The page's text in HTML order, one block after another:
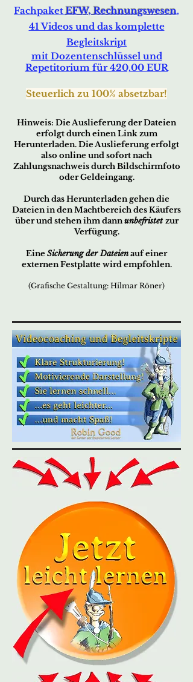
FachpaketEFW, Rechnungswesen,
41 Videos und das komplette
Begleitskript
mit Dozentenschlüssel und
Repetitorium für 420,00 EUR
Steuerlich zu 100% absetzbar!
Hinweis: Die Auslieferung der Dateien
erfolgt durch einen Link zum
Herunterladen. Die Auslieferung erfolgt
also online und sofort nach
Zahlungsnachweis durch Bildschirmfoto
oder Geldeingang.
Durch das Herunterladen gehen die
Dateien in den Machtbereich des Käufers
über und stehen ihm dannunbefristetzur
Verfügung.
Eine Sicherung der Dateienauf einer
externen Festplatte wird empfohlen.
(Grafische Gestaltung: Hilmar Röner)